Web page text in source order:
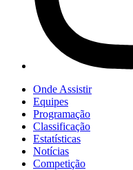
Onde Assistir
Equipes
Programação
Classificação
Estatísticas
Notícias
Competição